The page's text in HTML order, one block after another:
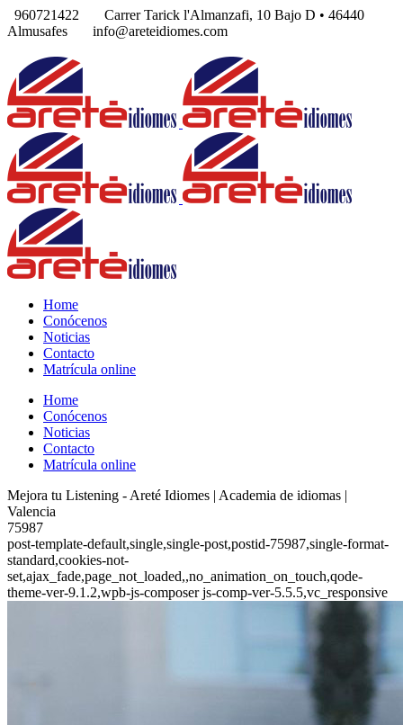
960721422
Carrer Tarick l'Almanzafi, 10 Bajo D • 46440
Almusafes
info@areteidiomes.com
Home
Conócenos
Noticias
Contacto
Matrícula online
Home
Conócenos
Noticias
Contacto
Matrícula online
Mejora tu Listening - Areté Idiomes | Academia de idiomas |
Valencia
75987
post-template-default,single,single-post,postid-75987,single-format-
standard,cookies-not-
set,ajax_fade,page_not_loaded,,no_animation_on_touch,qode-
theme-ver-9.1.2,wpb-js-composer js-comp-ver-5.5.5,vc_responsive